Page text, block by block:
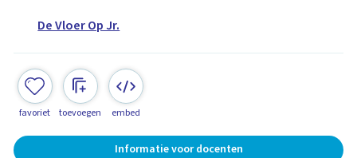
De Vloer Op Jr.
favoriet toevoegen embed
Informatie voor docenten